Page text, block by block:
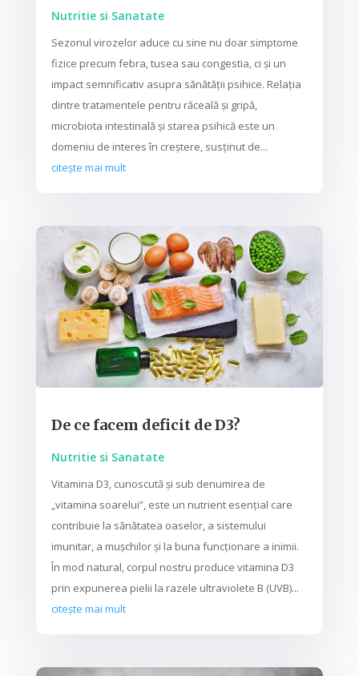
Nutritie si Sanatate
Sezonul virozelor aduce cu sine nu doar simptome
fizice precum febra, tusea sau congestia, ci și un
impact semnificativ asupra sănătății psihice. Relația
dintre tratamentele pentru răceală și gripă,
microbiota intestinală și starea psihică este un
domeniu de interes în creștere, susținut de...
citește mai mult
De ce facem deficit de D3?
Nutritie si Sanatate
Vitamina D3, cunoscută și sub denumirea de
„vitamina soarelui”, este un nutrient esențial care
contribuie la sănătatea oaselor, a sistemului
imunitar, a mușchilor și la buna funcționare a inimii.
În mod natural, corpul nostru produce vitamina D3
prin expunerea pielii la razele ultraviolete B (UVB)...
citește mai mult